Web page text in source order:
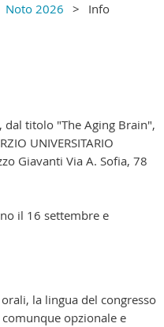
Noto 2026
Info
dal titolo "The Aging Brain",
UNIVERSITARIO
Giavanti Via A. Sofia, 78
il 16 settembre e
la lingua del congresso
comunque opzionale e